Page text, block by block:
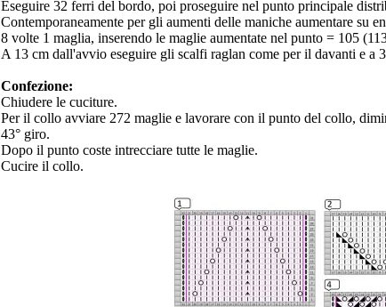
Eseguire 32 ferri del bordo, poi proseguire nel punto principale
Contemporaneamente per gli aumenti delle maniche aumentare su
8 volte 1 maglia, inserendo le maglie aumentate nel punto = 105
A 13 cm dall'avvio eseguire gli scalfi raglan come per il davanti e a
Confezione:
Chiudere le cuciture.
Per il collo avviare 272 maglie e lavorare con il punto del collo,
43° giro.
Dopo il punto coste intrecciare tutte le maglie.
Cucire il collo.